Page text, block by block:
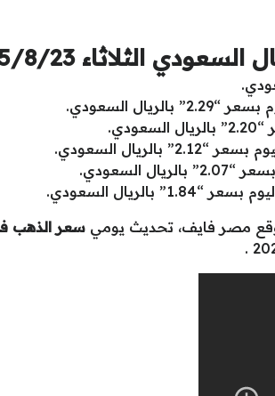
الثلاثاء 2025/8/23
موقع مصر فايف، تحديث يومي سعر الذهب في